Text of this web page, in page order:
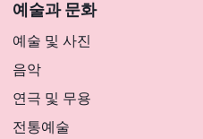
예술과 문화
예술 및 사진
음악
연극 및 무용
전통예술